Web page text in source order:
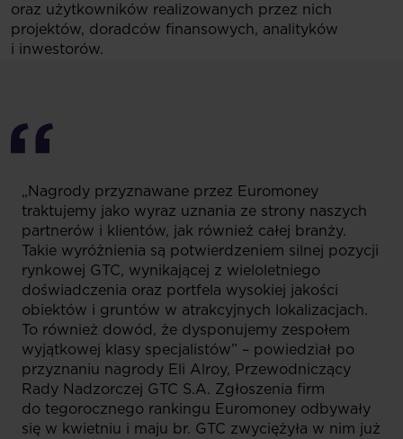
oraz użytkowników realizowanych przez nich
projektów, doradców finansowych, analityków
i inwestorów.
„Nagrody przyznawane przez Euromoney
traktujemy jako wyraz uznania ze strony naszych
partnerów i klientów, jak również całej branży.
Takie wyróżnienia są potwierdzeniem silnej pozycji
rynkowej GTC, wynikającej z wieloletniego
doświadczenia oraz portfela wysokiej jakości
obiektów i gruntów w atrakcyjnych lokalizacjach.
To również dowód, że dysponujemy zespołem
wyjątkowej klasy specjalistów” – powiedział po
przyznaniu nagrody Eli Alroy, Przewodniczący
Rady Nadzorczej GTC S.A. Zgłoszenia firm
do tegorocznego rankingu Euromoney odbywały
się w kwietniu i maju br. GTC zwyciężyła w nim już